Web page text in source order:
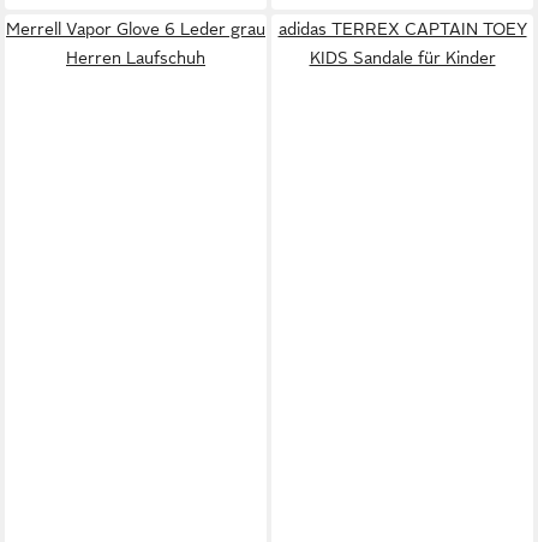
Merrell Vapor Glove 6 Leder grau
Herren Laufschuh
adidas TERREX CAPTAIN TOEY
KIDS Sandale für Kinder